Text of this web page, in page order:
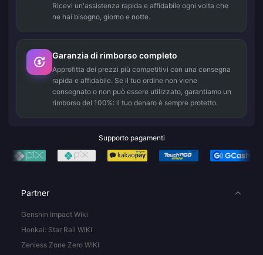
Ricevi un'assistenza rapida e affidabile ogni volta che
ne hai bisogno, giorno e notte.
Garanzia di rimborso completo
Approfitta dei prezzi più competitivi con una consegna
rapida e affidabile. Se il tuo ordine non viene
consegnato o non può essere utilizzato, garantiamo un
rimborso del 100%: il tuo denaro è sempre protetto.
Supporto pagamenti
Partner
Genshin Impact Wiki
Honkai: Star Rail WIKI
Zenless Zone Zero WIKI